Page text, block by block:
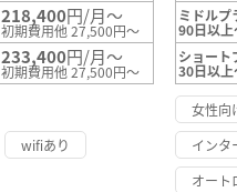
218,400円/月～
初期費用他 27,500円～
233,400円/月～
初期費用他 27,500円～
wifiあり
ミドルプ
90日以
ショート
30日以
女性向
インタ
オート